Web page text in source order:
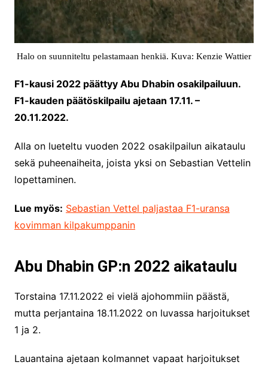
Halo on suunniteltu pelastamaan henkiä. Kuva: Kenzie Wattier
F1-kausi 2022 päättyy Abu Dhabin osakilpailuun.
F1-kauden päätöskilpailu ajetaan 17.11. –
20.11.2022.
Alla on lueteltu vuoden 2022 osakilpailun aikataulu
sekä puheenaiheita, joista yksi on Sebastian Vettelin
lopettaminen.
Lue myös: Sebastian Vettel paljastaa F1-uransa
kovimman kilpakumppanin
Abu Dhabin GP:n 2022 aikataulu
Torstaina 17.11.2022 ei vielä ajohommiin päästä,
mutta perjantaina 18.11.2022 on luvassa harjoitukset
1 ja 2.
Lauantaina ajetaan kolmannet vapaat harjoitukset